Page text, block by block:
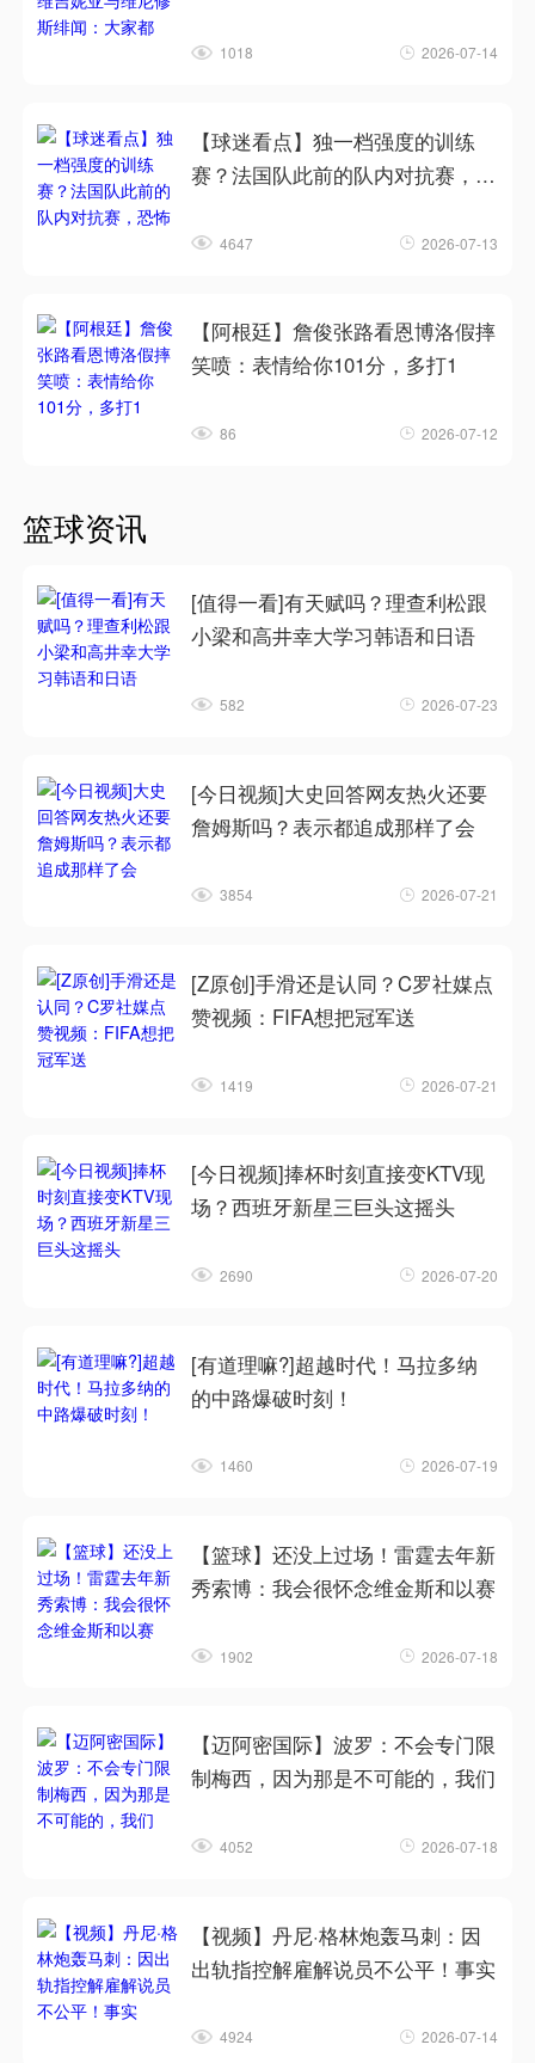
1018 2026-07-14
【球迷看点】独一档强度的训练
赛？法国队此前的队内对抗赛，恐
4647 2026-07-13
【阿根廷】詹俊张路看恩博洛假摔
笑喷：表情给你101分，多打1
86 2026-07-12
篮球资讯
[值得一看]有天赋吗？理查利松跟
小梁和高井幸大学习韩语和日语
582 2026-07-23
[今日视频]大史回答网友热火还要
詹姆斯吗？表示都追成那样了会
3854 2026-07-21
[Z原创]手滑还是认同？C罗社媒点
赞视频：FIFA想把冠军送
1419 2026-07-21
[今日视频]捧杯时刻直接变KTV现
场？西班牙新星三巨头这摇头
2690 2026-07-20
[有道理嘛?]超越时代！马拉多纳
的中路爆破时刻！
1460 2026-07-19
【篮球】还没上过场！雷霆去年新
秀索博：我会很怀念维金斯和以赛
1902 2026-07-18
【迈阿密国际】波罗：不会专门限
制梅西，因为那是不可能的，我们
4052 2026-07-18
【视频】丹尼·格林炮轰马刺：因
出轨指控解雇解说员不公平！事实
4924 2026-07-14